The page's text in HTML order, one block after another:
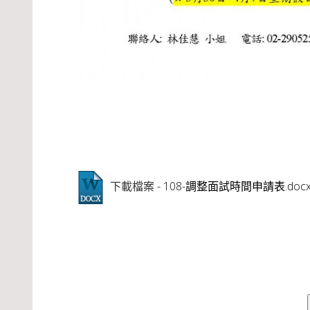
下載檔案 - 108-調整面試時間申請表